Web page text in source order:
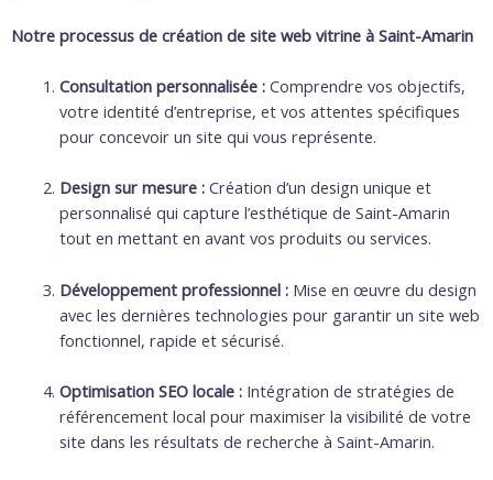
Notre processus de création de site web vitrine à Saint-Amarin
Consultation personnalisée :Comprendre vos objectifs,
votre identité d’entreprise, et vos attentes spécifiques
pour concevoir un site qui vous représente.
Design sur mesure :Création d’un design unique et
personnalisé qui capture l’esthétique de Saint-Amarin
tout en mettant en avant vos produits ou services.
Développement professionnel :Mise en œuvre du design
avec les dernières technologies pour garantir un site web
fonctionnel, rapide et sécurisé.
Optimisation SEO locale :Intégration de stratégies de
référencement local pour maximiser la visibilité de votre
site dans les résultats de recherche à Saint-Amarin.